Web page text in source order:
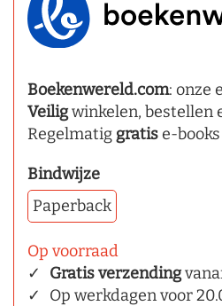
Boekenwereld.com: onze
Veiligwinkelen, bestellen
Regelmatig gratise-books
Bindwijze
Paperback
Op voorraad
Gratis verzending
Op werkdagen voor